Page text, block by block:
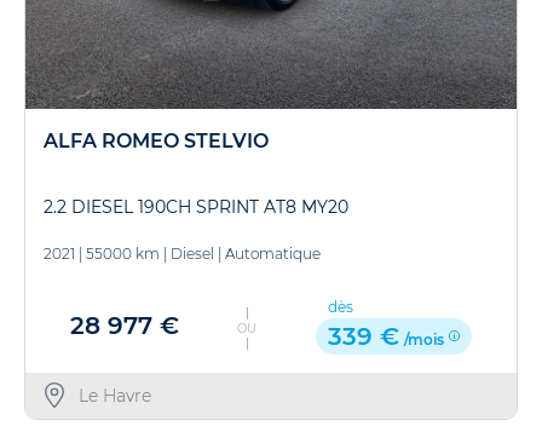
ALFA ROMEO STELVIO
2.2 DIESEL 190CH SPRINT AT8 MY20
2021 55000 km Diesel Automatique
28 977 € OU
dès
339 € /mois
Le Havre